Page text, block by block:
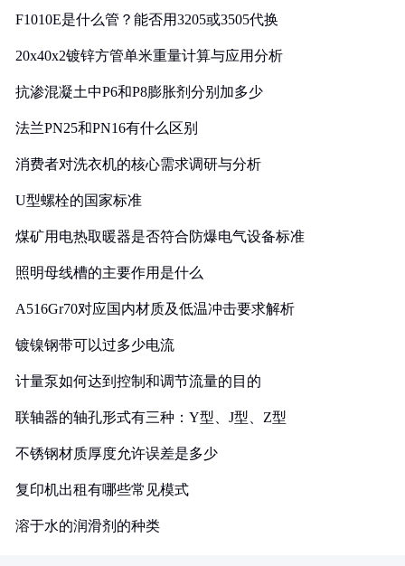
F1010E是什么管？能否用3205或3505代换
20x40x2镀锌方管单米重量计算与应用分析
抗渗混凝土中P6和P8膨胀剂分别加多少
法兰PN25和PN16有什么区别
消费者对洗衣机的核心需求调研与分析
U型螺栓的国家标准
煤矿用电热取暖器是否符合防爆电气设备标准
照明母线槽的主要作用是什么
A516Gr70对应国内材质及低温冲击要求解析
镀镍钢带可以过多少电流
计量泵如何达到控制和调节流量的目的
联轴器的轴孔形式有三种：Y型、J型、Z型
不锈钢材质厚度允许误差是多少
复印机出租有哪些常见模式
溶于水的润滑剂的种类